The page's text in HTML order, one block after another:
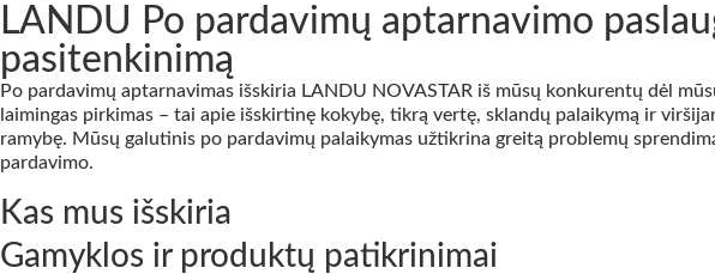
LANDU Po pardavimų aptarnavimo
pasitenkinimą
Po pardavimų aptarnavimas išskiria LANDU NOVASTAR iš mūsų konkurentų dėl
laimingas pirkimas – tai apie išskirtinę kokybę, tikrą vertę, sklandų palaikymą ir
ramybę. Mūsų galutinis po pardavimų palaikymas užtikrina greitą problemų
pardavimo.
Kas mus išskiria
Gamyklos ir produktų patikrinimai